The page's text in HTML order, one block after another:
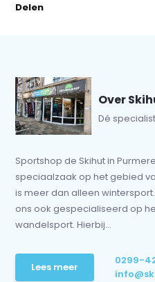
Delen
Over
Dé
Sportshop de Skihut in
speciaalzaak op het gebied
is meer dan alleen
ons ook gespecialiseerd op
wandelsport. Hierbij...
Lees meer
0299-